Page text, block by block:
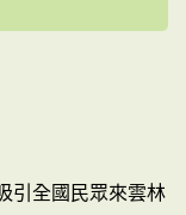
引全國民眾來雲林